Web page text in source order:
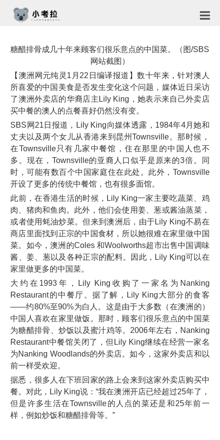
关于
新闻
免责
隐私
合作
糖醋排骨成几十年来顾客们很乐意点的中国菜。（图/SBS
网站截图）
【澳洲网元纯灵1月22日编译报道】数十年来，针对澳人
所喜爱的中国美食是否发生变化这个问题，媒体近日采访
了澳洲外卖店的华裔店主Lily King，她表示来自己外卖店
买中餐的澳人的点餐喜好仍然没有变。
SBS网21日报道，Lily King向媒体透露，1984年4月她和
丈夫以及两个女儿从香港来到昆州Townsville。那时候，
在Townsville只有几家中餐馆，住在那里的中国人也不
多。现在，Townsville的亚裔人口似乎是原来的3倍。同
时，可能有数百个中国家庭住在此处。此外，Townsville
开设了更多的传统中餐馆，也有很多面馆。
此前，在香港生活的时候，Lily King一家主要吃蔬菜、鸡
肉、猪肉和鱼肉。此外，他们会使用姜、葱或酱油蒸菜，
或者使用蚝油炒菜。但来到澳洲后，由于Lily King不易在
商店里面找到正宗的中国食材，所以她很难在家里做中国
菜。如今，澳洲的Coles 和Woolworths超市出售中国调味
酱、姜、葱以及各种正宗的配料。因此，Lily King可以在
家里做更多的中国菜。
大约在1993年，Lily King收购了一家名为Nanking
Restaurant的中餐厅。据了解，Lily King大部分的食客
——约80%至90%为白人。这是由于大多数（在澳洲的）
中国人喜欢在家里做饭。那时，顾客们很乐意点的中国菜
为糖醋排骨、炒饭以及蜜汁鸡等。2006年左右，Nanking
Restaurant中餐馆关闭了，但Lily King继续在经营一家名
为Nanking Woodlands的外卖店。如今，这家外卖店和以
前一样受欢迎。
据悉，很多人在下班回家的路上会来到这家外卖店购买中
餐。对此，Lily King说：“我在澳洲开店已经超过25年了，
但是许多生活在Townsville的人点的菜还是和25年前一
样，例如炒饭和糖醋排骨等。”